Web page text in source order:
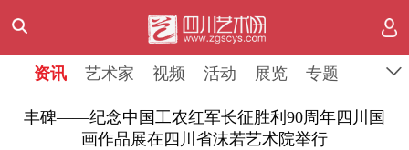
资讯 艺术家 视频 活动 展览 专题
丰碑——纪念中国工农红军长征胜利90周年四川国
画作品展在四川省沫若艺术院举行